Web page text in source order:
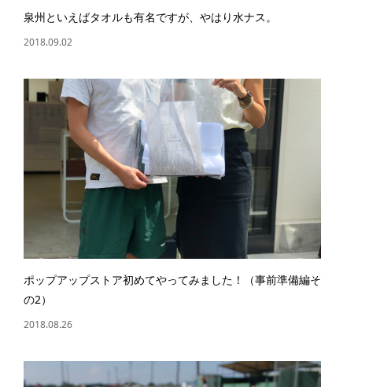
泉州といえばタオルも有名ですが、やはり水ナス。
2018.09.02
ポップアップストア初めてやってみました！（事前準備編そ
の2）
2018.08.26